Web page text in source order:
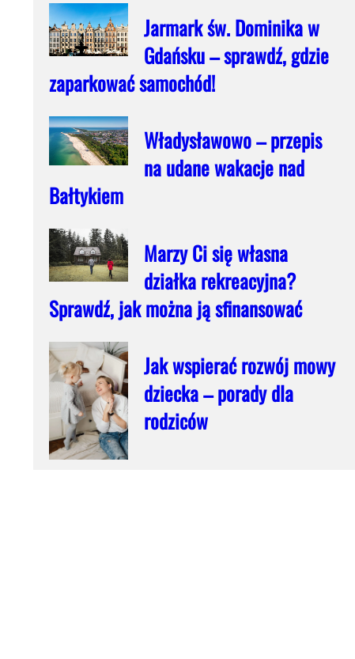
Jarmark św. Dominika w
Gdańsku – sprawdź, gdzie
zaparkować samochód!
Władysławowo – przepis
na udane wakacje nad
Bałtykiem
Marzy Ci się własna
działka rekreacyjna?
Sprawdź, jak można ją sfinansować
Jak wspierać rozwój mowy
dziecka – porady dla
rodziców